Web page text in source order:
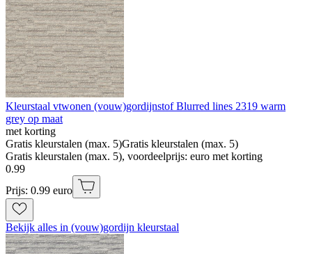
Kleurstaal vtwonen (vouw)gordijnstof Blurred lines 2319 warm
grey op maat
met korting
Gratis kleurstalen (max. 5)Gratis kleurstalen (max. 5)
Gratis kleurstalen (max. 5), voordeelprijs: euro met korting
0.99
Prijs: 0.99 euro
Bekijk alles in (vouw)gordijn kleurstaal